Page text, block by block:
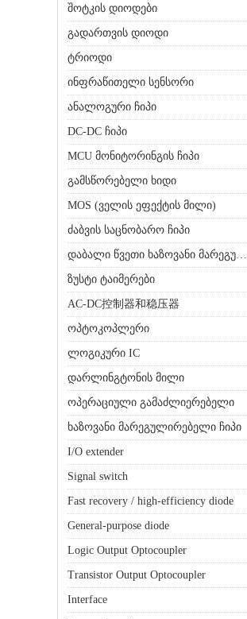
შოტკის დიოდები
გადართვის დიოდი
ტრიოდი
ინფრაწითელი სენსორი
ანალოგური ჩიპი
DC-DC ჩიპი
MCU მონიტორინგის ჩიპი
გამსწორებელი ხიდი
MOS (ველის ეფექტის მილი)
ძაბვის საცნობარო ჩიპი
დაბალი წვეთი ხაზოვანი მარეგულირებელი (LDO)
ზუსტი ტაიმერები
AC-DC控制器和稳压器
ოპტოკოპლერი
ლოგიკური IC
დარლინგტონის მილი
ოპერაციული გამაძლიერებელი
ხაზოვანი მარეგულირებელი ჩიპი
I/O extender
Signal switch
Fast recovery / high-efficiency diode
General-purpose diode
Logic Output Optocoupler
Transistor Output Optocoupler
Interface